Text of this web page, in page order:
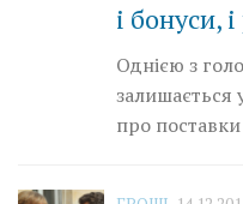
і бонуси,
Однією з
залишається
про поставки